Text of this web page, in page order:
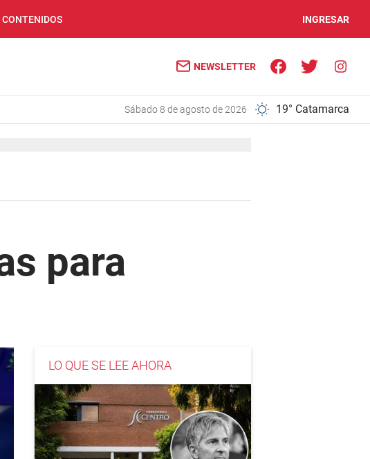
CONTENIDOS INGRESAR
NEWSLETTER
sábado 8 de agosto de 2026 19° Catamarca
para
LO QUE SE LEE AHORA